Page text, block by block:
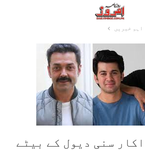
اہم خبریں
سنی دیول کے بیٹے